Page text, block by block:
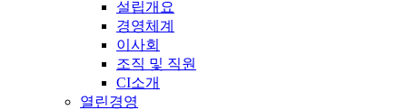
설립개요
경영체계
이사회
조직 및 직원
CI소개
열린경영